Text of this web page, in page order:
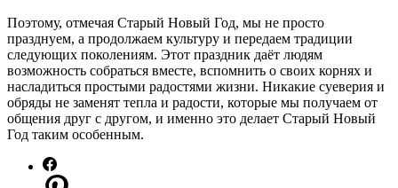
Поэтому, отмечая Старый Новый Год, мы не просто
празднуем, а продолжаем культуру и передаем традиции
следующих поколениям. Этот праздник даёт людям
возможность собраться вместе, вспомнить о своих корнях и
насладиться простыми радостями жизни. Никакие суеверия и
обряды не заменят тепла и радости, которые мы получаем от
общения друг с другом, и именно это делает Старый Новый
Год таким особенным.